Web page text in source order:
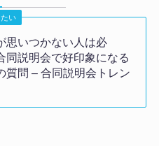
い
思いつかない人は必
同説明会で好印象になる
質問 – 合同説明会トレン